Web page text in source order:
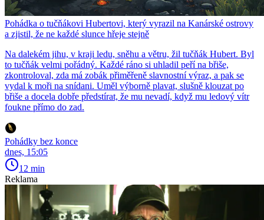
Pohádka o tučňákovi Hubertovi, který vyrazil na Kanárské ostrovy
a zjistil, že ne každé slunce hřeje stejně
Na dalekém jihu, v kraji ledu, sněhu a větru, žil tučňák Hubert. Byl
to tučňák velmi pořádný. Každé ráno si uhladil peří na břiše,
zkontroloval, zda má zobák přiměřeně slavnostní výraz, a pak se
vydal k moři na snídani. Uměl výborně plavat, slušně klouzat po
břiše a docela dobře předstírat, že mu nevadí, když mu ledový vítr
foukne přímo do zad.
Pohádky bez konce
dnes, 15:05
12 min
Reklama